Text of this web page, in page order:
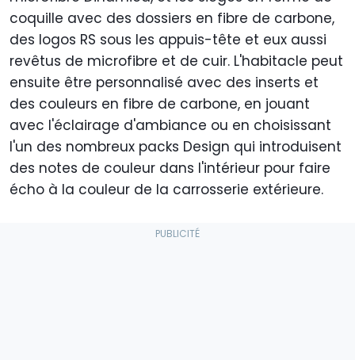
coquille avec des dossiers en fibre de carbone,
des logos RS sous les appuis-tête et eux aussi
revêtus de microfibre et de cuir. L'habitacle peut
ensuite être personnalisé avec des inserts et
des couleurs en fibre de carbone, en jouant
avec l'éclairage d'ambiance ou en choisissant
l'un des nombreux packs Design qui introduisent
des notes de couleur dans l'intérieur pour faire
écho à la couleur de la carrosserie extérieure.